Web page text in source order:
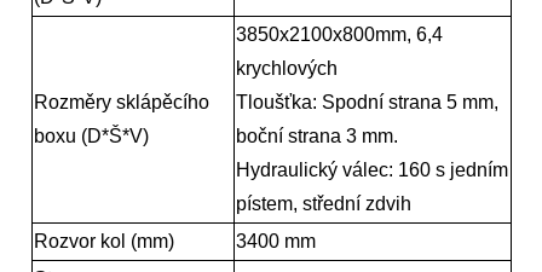
Rozměry sklápěcího
boxu (D*Š*V)
3850x2100x800mm, 6,4
krychlových
Tloušťka: Spodní strana 5 mm,
boční strana 3 mm.
Hydraulický válec: 160 s jedním
pístem, střední zdvih
Rozvor kol (mm)
3400 mm